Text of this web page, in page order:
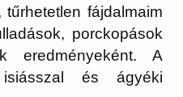
fájdalmaim
porckopások
eredményeként. A
és ágyéki